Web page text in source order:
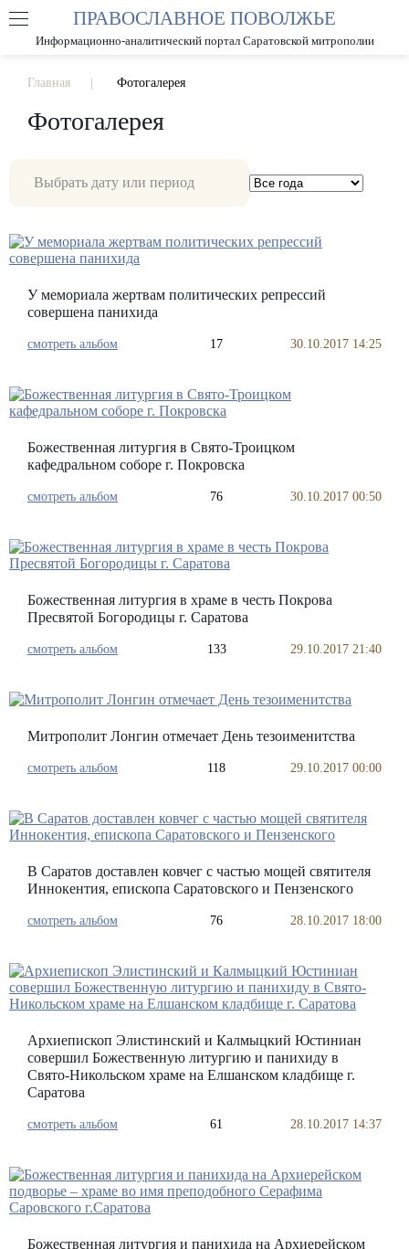
РАЗМЕР ШРИФТА А А
ПРАВОСЛАВНОЕ ПОВОЛЖЬЕ
Информационно-аналитический портал Саратовской митрополии
Главная Фотогалерея
Фотогалерея
У мемориала жертвам политических репрессий
совершена панихида
смотреть альбом 17 30.10.2017 14:25
Божественная литургия в Свято-Троицком
кафедральном соборе г. Покровска
смотреть альбом 76 30.10.2017 00:50
Божественная литургия в храме в честь Покрова
Пресвятой Богородицы г. Саратова
смотреть альбом 133 29.10.2017 21:40
Митрополит Лонгин отмечает День тезоименитства
смотреть альбом 118 29.10.2017 00:00
В Саратов доставлен ковчег с частью мощей святителя
Иннокентия, епископа Саратовского и Пензенского
смотреть альбом 76 28.10.2017 18:00
Архиепископ Элистинский и Калмыцкий Юстиниан
совершил Божественную литургию и панихиду в
Свято-Никольском храме на Елшанском кладбище г.
Саратова
смотреть альбом 61 28.10.2017 14:37
Божественная литургия и панихида на Архиерейском